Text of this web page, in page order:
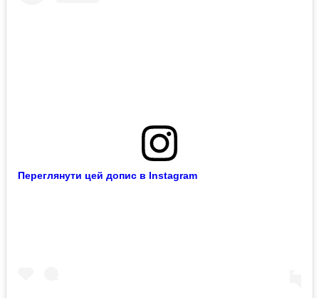
Переглянути цей допис в Instagram